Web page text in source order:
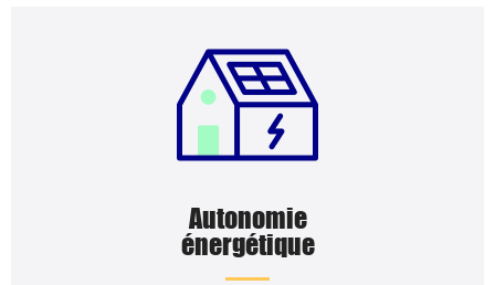
Autonomie
énergétique